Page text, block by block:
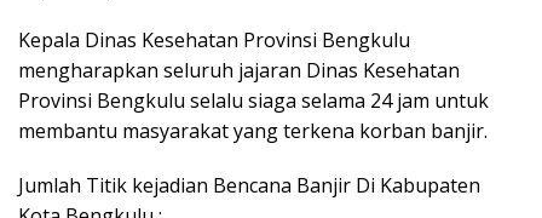
Kepala Dinas Kesehatan Provinsi Bengkulu
mengharapkan seluruh jajaran Dinas Kesehatan
Provinsi Bengkulu selalu siaga selama 24 jam untuk
membantu masyarakat yang terkena korban banjir.
Jumlah Titik kejadian Bencana Banjir Di Kabupaten